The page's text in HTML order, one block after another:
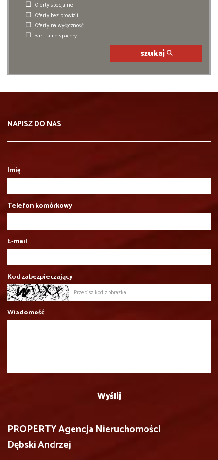
Oferty specjalne
Oferty bez prowizji
Oferty na wyłączność
wirtualne spacery
szukaj
NAPISZ DO NAS
Imię
Telefon komórkowy
E-mail
Kod zabezpieczający
Wiadomość
PROPERTY Agencja Nieruchomości
Dębski Andrzej